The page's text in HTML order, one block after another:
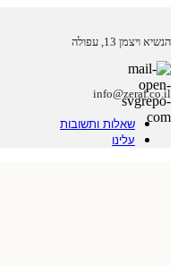
הנשיא ויצמן 13, עפולה
info@zeraf.co.il
שאלות ותשובות
עלינו